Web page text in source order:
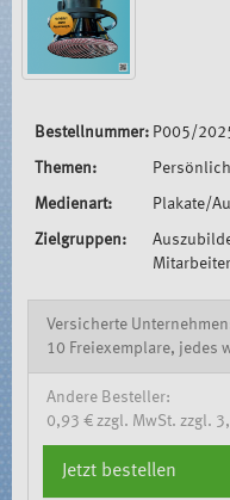
Bestellnummer: P005/
Themen:
Medienart: Plakate/
Zielgruppen:
Versicherte
10 Freiexemplare, jedes
Andere Besteller:
0,93 € zzgl. MwSt. zzgl.
Jetzt bestellen